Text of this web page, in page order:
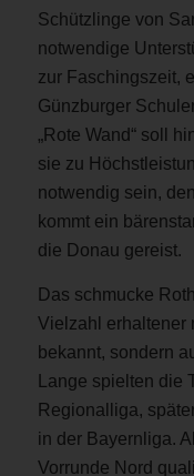
Schützlinge von
notwendige
zur Faschingszeit,
Günzburger
„Rote Wand“ soll
sie zu
notwendig sein,
kommt ein
die Donau gereist.
Das schmucke
Vielzahl erhaltener
bekannt, sondern
Lange spielten die
Regionalliga,
in der Bayernliga.
Vorrunde Nord